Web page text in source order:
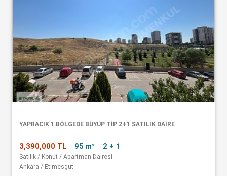
YAPRACIK 1.BÖLGEDE BÜYÜP TİP 2+1 SATILIK DAİRE
3,390,000 TL 95 m² 2 + 1
Satılık / Konut / Apartman Dairesi
Ankara / Etimesgut